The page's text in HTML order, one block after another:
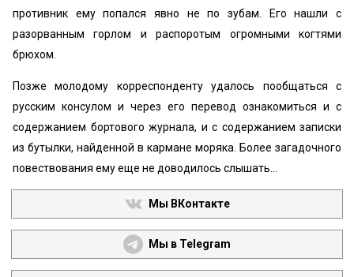
противник ему попался явно не по зубам. Его нашли с
разорванным горлом и распоротым огромными когтями
брюхом.
Позже молодому корреспонденту удалось пообщаться с
русским консулом и через его перевод ознакомиться и с
содержанием бортового журнала, и с содержанием записки
из бутылки, найденной в кармане моряка. Более загадочного
повествования ему еще не доводилось слышать…
Мы ВКонтакте
Мы в Telegram